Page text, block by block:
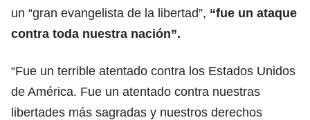
un “gran evangelista de la libertad”, “fue un ataque
contra toda nuestra nación”.
“Fue un terrible atentado contra los Estados Unidos
de América. Fue un atentado contra nuestras
libertades más sagradas y nuestros derechos